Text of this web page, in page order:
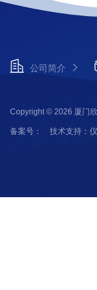
公司简介
Copyright © 2026 厦门
备案号： 技术支持：